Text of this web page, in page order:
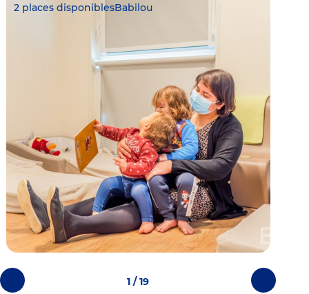
Photos
Photos
2 places disponiblesBabilou
1 / 19